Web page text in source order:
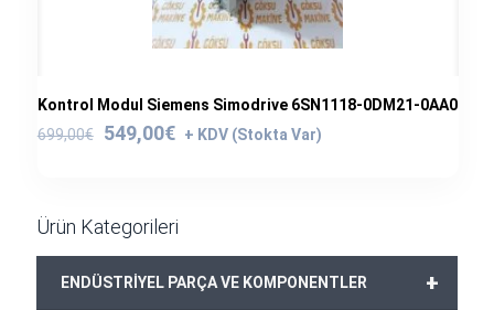
Kontrol Modul Siemens Simodrive 6SN1118-0DM21-0AA0
699,00€
Orijinal
549,00€
Şu
Ürün Kategorileri
+
ENDÜSTRİYEL PARÇA VE KOMPONENTLER